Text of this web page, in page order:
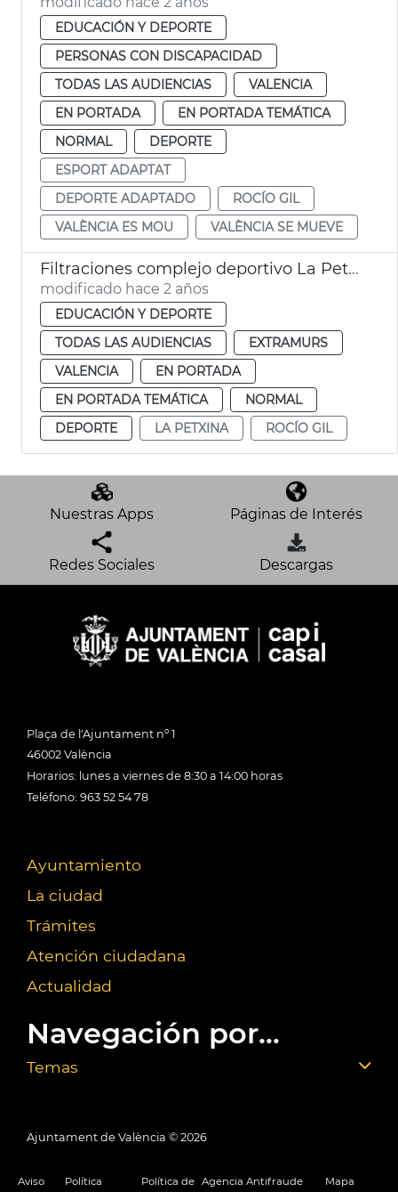
EDUCACIÓN Y DEPORTE
PERSONAS CON DISCAPACIDAD
TODAS LAS AUDIENCIAS
VALENCIA
EN PORTADA
EN PORTADA TEMÁTICA
NORMAL
DEPORTE
ESPORT ADAPTAT
DEPORTE ADAPTADO
ROCÍO GIL
VALÈNCIA ES MOU
VALÈNCIA SE MUEVE
Filtraciones complejo deportivo La Petxina
modificado hace 2 años
EDUCACIÓN Y DEPORTE
TODAS LAS AUDIENCIAS
EXTRAMURS
VALENCIA
EN PORTADA
EN PORTADA TEMÁTICA
NORMAL
DEPORTE
LA PETXINA ROCÍO GIL
Nuestras Apps Páginas de Interés
Redes Sociales Descargas
Plaça de l'Ajuntament nº 1
46002 València
Horarios: lunes a viernes de 8:30 a 14:00 horas
Teléfono: 963 52 54 78
Ayuntamiento
La ciudad
Trámites
Atención ciudadana
Actualidad
Navegación por...
Temas
Ajuntament de València © 2026
Aviso
Política
Política de Agencia Antifraude
Mapa